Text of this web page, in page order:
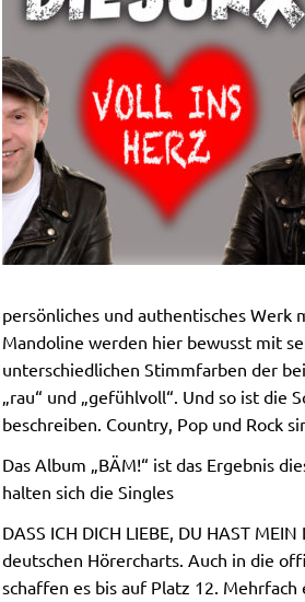
persönliches und authentisches
Mandoline werden hier bewusst mit
unterschiedlichen Stimmfarben der
„rau“ und „gefühlvoll“. Und so ist die
beschreiben. Country, Pop und Rock
Das Album „BÄM!“ ist das Ergebnis
halten sich die Singles
DASS ICH DICH LIEBE, DU HAST
deutschen Hörercharts. Auch in die
schaffen es bis auf Platz 12.